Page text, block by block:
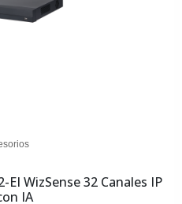
EI WizSense 32 Canales IP
IA